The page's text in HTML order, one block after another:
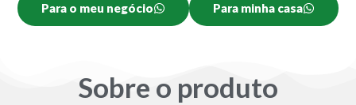
Para o meu negócio Para minha casa
Sobre o produto